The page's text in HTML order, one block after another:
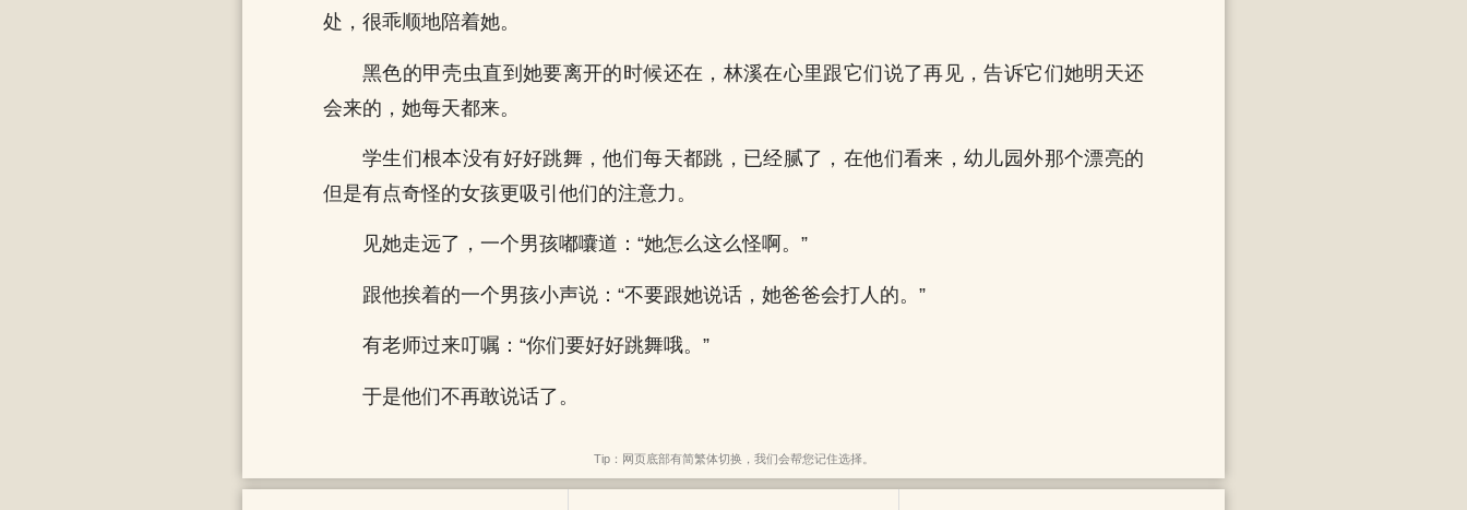
处，很乖顺地陪着她。
黑色的甲壳虫直到她要离开的时候还在，林溪在心里跟它们说了再见，告诉它们她明天还
会来的，她每天都来。
学生们根本没有好好跳舞，他们每天都跳，已经腻了，在他们看来，幼儿园外那个漂亮的
但是有点奇怪的女孩更吸引他们的注意力。
见她走远了，一个男孩嘟囔道：“她怎么这么怪啊。”
跟他挨着的一个男孩小声说：“不要跟她说话，她爸爸会打人的。”
有老师过来叮嘱：“你们要好好跳舞哦。”
于是他们不再敢说话了。
Tip：网页底部有简繁体切换，我们会帮您记住选择。